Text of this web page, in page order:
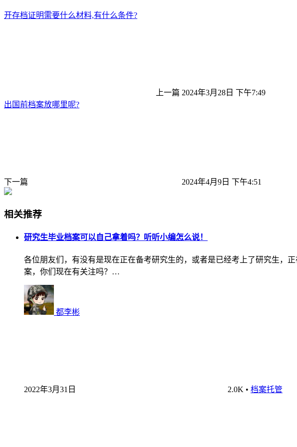
开存档证明需要什么材料,有什么条件?
上一篇 2024年3月28日 下午7:49
出国前档案放哪里呢?
下一篇 2024年4月9日 下午4:51
相关推荐
研究生毕业档案可以自己拿着吗？听听小编怎么说！
各位朋友们，有没有是现在正在备考研究生的，或者是已经考上了研究生，
案，你们现在有关注吗？…
都李彬
2022年3月31日 2.0K • 档案托管